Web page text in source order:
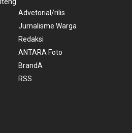
Advetorial/rilis
Jurnalisme Warga
Redaksi
ANTARA Foto
BrandA
RSS